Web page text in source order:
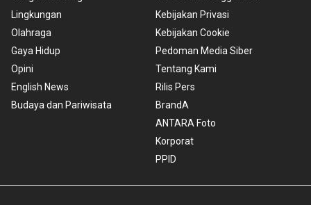
Lingkungan
Olahraga
Gaya Hidup
Opini
English News
Budaya dan Pariwisata
Kebijakan Privasi
Kebijakan Cookie
Pedoman Media Siber
Tentang Kami
Rilis Pers
BrandA
ANTARA Foto
Korporat
PPID